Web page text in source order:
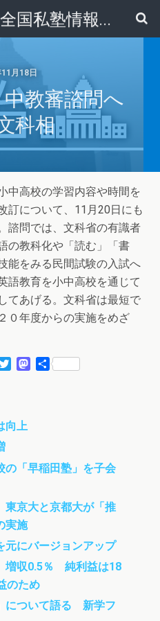
月刊私塾界｜全国私塾情報センター
月18日
中教審諮問へ
科相
中高校の学習内容や時間を
訂について、11月20日にも
諮問では、文科省の有識者
の教科化や「読む」「書
能をみる民間試験の入試へ
語教育を小中高校を通じて
てあげる。文科省は最短で
０年度からの実施をめざ
t
e
M
n
共
向上
「早稲田塾」を子会
東京大と京都大が「推
実施
にバージョンアップ
収0.5％ 純利益は18
のため
について語る 新学フ